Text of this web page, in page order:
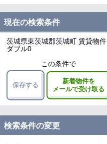
現在の検索条件
茨城県東茨城郡茨城町 賃貸物件
ダブル0
この条件で
保存する
新着物件を
メールで受け取る
検索条件の変更